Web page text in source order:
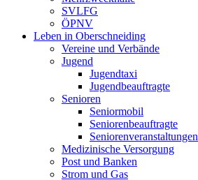
SVLFG
ÖPNV
Leben in Oberschneiding
Vereine und Verbände
Jugend
Jugendtaxi
Jugendbeauftragte
Senioren
Seniormobil
Seniorenbeauftragte
Seniorenveranstaltungen
Medizinische Versorgung
Post und Banken
Strom und Gas